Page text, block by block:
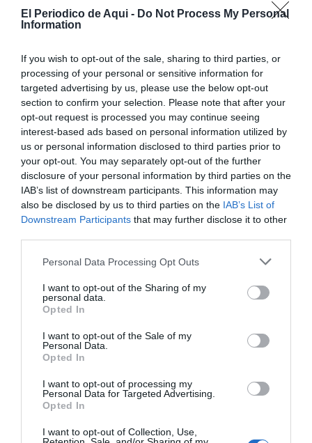
El Periodico de Aqui - Do Not Process My Personal
Information
If you wish to opt-out of the sale, sharing to third parties, or
processing of your personal or sensitive information for
targeted advertising by us, please use the below opt-out
section to confirm your selection. Please note that after your
opt-out request is processed you may continue seeing
interest-based ads based on personal information utilized by
us or personal information disclosed to third parties prior to
your opt-out. You may separately opt-out of the further
disclosure of your personal information by third parties on the
IAB’s list of downstream participants. This information may
also be disclosed by us to third parties on the IAB’s List of
Downstream Participants that may further disclose it to other
Personal Data Processing Opt Outs
I want to opt-out of the Sharing of my
personal data.
Opted In
I want to opt-out of the Sale of my
Personal Data.
Opted In
I want to opt-out of processing my
Personal Data for Targeted Advertising.
Opted In
I want to opt-out of Collection, Use,
Nati Algado, afirmó que “el deporte es una práctica de
salud, de superación, de formación en valores. Y
nuestras fronteras requiere un esfuerzo especialmente
importante para los deportistas y sus familias debido
a gastos con los desplazamientos o el alojamiento".
Algado destacó también que "además de los convenios
que venimos suscribiendo con cada club deportivo,
fútbol, pilota valenciana, voleibol, taekwondo o el
centre excursionista El Portell, ahora volvemos a
convocar esta línea de ayudas y lo hacemos
incrementando la cuantía desde 15.000 a 25.000€, con
un máximo de 4.500€ a percibir por cada deportista a
nivel individual”.
En convocatorias anteriores resultaron beneficiarios
deportistas locales de disciplinas tan diversas como
Pádel, Taekwondo, Motociclismo, Ciclismo o Pelota
Valenciana.